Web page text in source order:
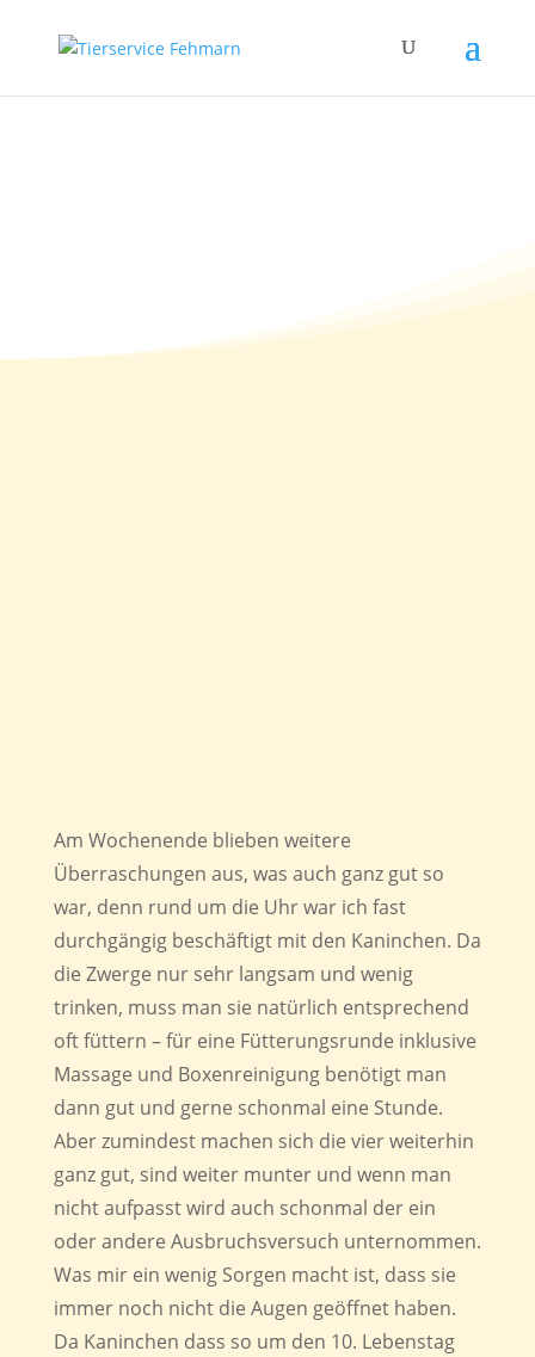
Am Wochenende blieben weitere
Überraschungen aus, was auch ganz gut so
war, denn rund um die Uhr war ich fast
durchgängig beschäftigt mit den Kaninchen. Da
die Zwerge nur sehr langsam und wenig
trinken, muss man sie natürlich entsprechend
oft füttern – für eine Fütterungsrunde inklusive
Massage und Boxenreinigung benötigt man
dann gut und gerne schonmal eine Stunde.
Aber zumindest machen sich die vier weiterhin
ganz gut, sind weiter munter und wenn man
nicht aufpasst wird auch schonmal der ein
oder andere Ausbruchsversuch unternommen.
Was mir ein wenig Sorgen macht ist, dass sie
immer noch nicht die Augen geöffnet haben.
Da Kaninchen dass so um den 10. Lebenstag